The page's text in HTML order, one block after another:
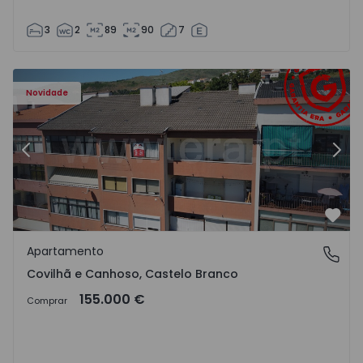
3 2 89 90 7
Novidade
- 18
Apartamento T2 Covilhã, Covilhã e Canhoso - 1497806 -
Anterior
Covilhã e Canhoso, Castelo Branco
Apartamento
Covilhã e Canhoso, Castelo Branco
Comprar 155.000 €